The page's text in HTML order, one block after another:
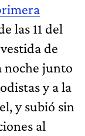
las 11 del
de
noche junto
y a la
y subió sin
al